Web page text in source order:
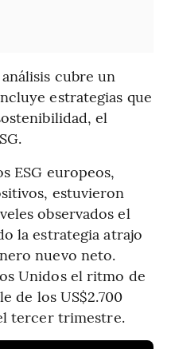
cubre un
estrategias que
el
ESG europeos,
estuvieron
observados el
la estrategia atrajo
nuevo neto.
Unidos el ritmo de
de los US$2.700
tercer trimestre.